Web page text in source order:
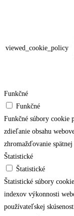
viewed_cookie_policy
Funkčné
Funkčné
Funkčné súbory cookie
zdieľanie obsahu
zhromažďovanie
Štatistické
Štatistické
Štatistické súbory
indexov výkonnosti
používateľskej